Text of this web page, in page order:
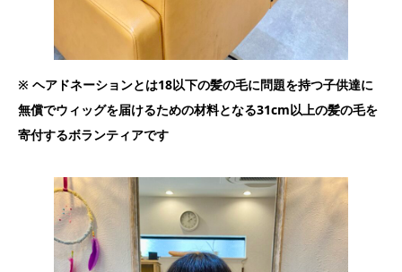
※ ヘアドネーションとは18以下の髪の毛に問題を持つ子供達に
無償でウィッグを届けるための材料となる31cm以上の髪の毛を
寄付するボランティアです